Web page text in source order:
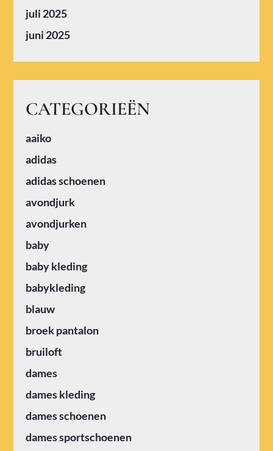
juli 2025
juni 2025
CATEGORIEËN
aaiko
adidas
adidas schoenen
avondjurk
avondjurken
baby
baby kleding
babykleding
blauw
broek pantalon
bruiloft
dames
dames kleding
dames schoenen
dames sportschoenen